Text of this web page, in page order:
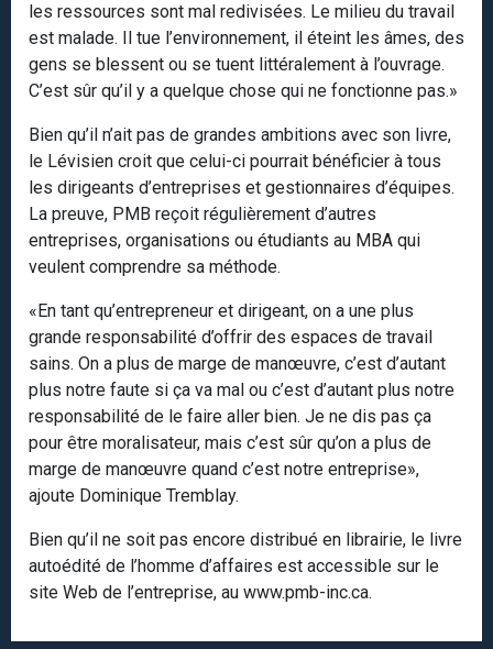
les ressources sont mal redivisées. Le milieu du travail
est malade. Il tue l’environnement, il éteint les âmes, des
gens se blessent ou se tuent littéralement à l’ouvrage.
C’est sûr qu’il y a quelque chose qui ne fonctionne pas.»
Bien qu’il n’ait pas de grandes ambitions avec son livre,
le Lévisien croit que celui-ci pourrait bénéficier à tous
les dirigeants d’entreprises et gestionnaires d’équipes.
La preuve, PMB reçoit régulièrement d’autres
entreprises, organisations ou étudiants au MBA qui
veulent comprendre sa méthode.
«En tant qu’entrepreneur et dirigeant, on a une plus
grande responsabilité d’offrir des espaces de travail
sains. On a plus de marge de manœuvre, c’est d’autant
plus notre faute si ça va mal ou c’est d’autant plus notre
responsabilité de le faire aller bien. Je ne dis pas ça
pour être moralisateur, mais c’est sûr qu’on a plus de
marge de manœuvre quand c’est notre entreprise»,
ajoute Dominique Tremblay.
Bien qu’il ne soit pas encore distribué en librairie, le livre
autoédité de l’homme d’affaires est accessible sur le
site Web de l’entreprise, au www.pmb-inc.ca.